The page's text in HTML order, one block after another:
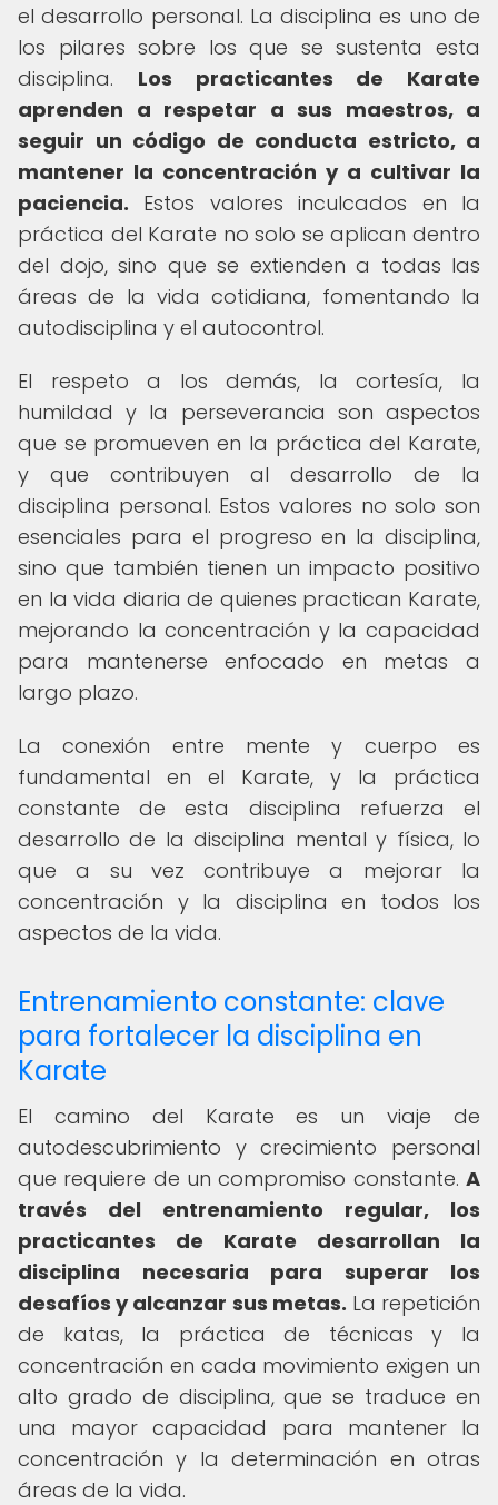
el desarrollo personal. La disciplina es uno de
los pilares sobre los que se sustenta esta
disciplina. Los practicantes de Karate
aprenden a respetar a sus maestros, a
seguir un código de conducta estricto, a
mantener la concentración y a cultivar la
paciencia. Estos valores inculcados en la
práctica del Karate no solo se aplican dentro
del dojo, sino que se extienden a todas las
áreas de la vida cotidiana, fomentando la
autodisciplina y el autocontrol.
El respeto a los demás, la cortesía, la
humildad y la perseverancia son aspectos
que se promueven en la práctica del Karate,
y que contribuyen al desarrollo de la
disciplina personal. Estos valores no solo son
esenciales para el progreso en la disciplina,
sino que también tienen un impacto positivo
en la vida diaria de quienes practican Karate,
mejorando la concentración y la capacidad
para mantenerse enfocado en metas a
largo plazo.
La conexión entre mente y cuerpo es
fundamental en el Karate, y la práctica
constante de esta disciplina refuerza el
desarrollo de la disciplina mental y física, lo
que a su vez contribuye a mejorar la
concentración y la disciplina en todos los
aspectos de la vida.
Entrenamiento constante: clave
para fortalecer la disciplina en
Karate
El camino del Karate es un viaje de
autodescubrimiento y crecimiento personal
que requiere de un compromiso constante. A
través del entrenamiento regular, los
practicantes de Karate desarrollan la
disciplina necesaria para superar los
desafíos y alcanzar sus metas. La repetición
de katas, la práctica de técnicas y la
concentración en cada movimiento exigen un
alto grado de disciplina, que se traduce en
una mayor capacidad para mantener la
concentración y la determinación en otras
áreas de la vida.